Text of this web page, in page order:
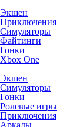
Экшен
Приключения
Симуляторы
Файтинги
Гонки
Xbox One
Экшен
Симуляторы
Гонки
Ролевые игры
Приключения
Аркады